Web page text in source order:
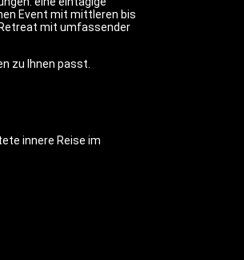
Event mit mittleren bis
mit umfassender
zu Ihnen passt.
innere Reise im